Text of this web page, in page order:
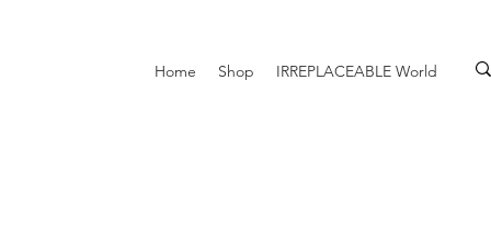
Home Shop IRREPLACEABLE World